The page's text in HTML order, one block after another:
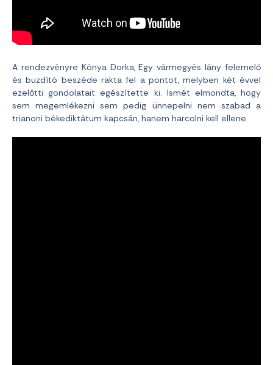
A rendezvényre Kónya Dorka, Egy vármegyés lány felemelő
és buzdító beszéde rakta fel a pontot, melyben két évvel
ezelőtti gondolatait egészítette ki. Ismét elmondta, hogy
sem megemlékezni sem pedig ünnepelni nem szabad a
trianoni békediktátum kapcsán, hanem harcolni kell ellene.